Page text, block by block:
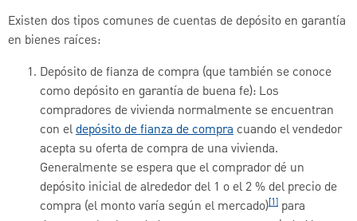
Existen dos tipos comunes de cuentas de depósito en garantía
en bienes raíces:
Depósito de fianza de compra (que también se conoce
como depósito en garantía de buena fe): Los
compradores de vivienda normalmente se encuentran
con eldepósito de fianza de compra cuando el vendedor
acepta su oferta de compra de una vivienda.
Generalmente se espera que el comprador dé un
depósito inicial de alrededor del 1 o el 2 % del precio de
compra (el monto varía según el mercado)[1] para